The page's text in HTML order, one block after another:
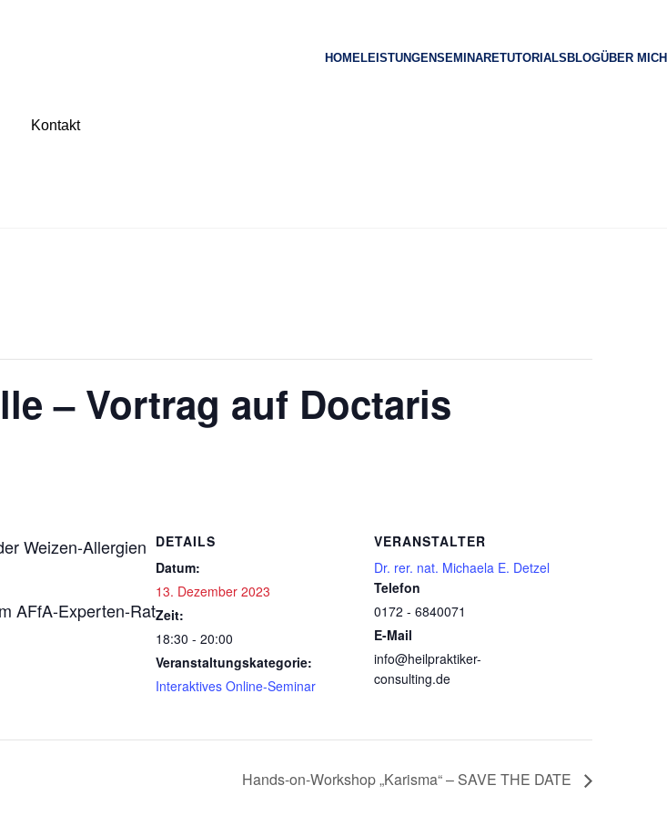
HOMELEISTUNGENSEMINARETUTORIALS BLOGÜBER MICH
Kontakt
– Vortrag auf Doctaris
Weizen-Allergien
AFfA-Experten-Rat
DETAILS
Datum:
13. Dezember 2023
Zeit:
18:30 - 20:00
Veranstaltungskategorie:
Interaktives Online-Seminar
VERANSTALTER
Dr. rer. nat. Michaela E. Detzel
Telefon
0172 - 6840071
E-Mail
info@heilpraktiker-
consulting.de
Hands-on-Workshop „Karisma“ – SAVE THE DATE